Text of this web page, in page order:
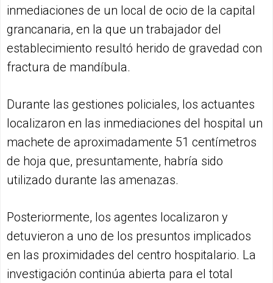
inmediaciones de un local de ocio de la capital
grancanaria, en la que un trabajador del
establecimiento resultó herido de gravedad con
fractura de mandíbula.
Durante las gestiones policiales, los actuantes
localizaron en las inmediaciones del hospital un
machete de aproximadamente 51 centímetros
de hoja que, presuntamente, habría sido
utilizado durante las amenazas.
Posteriormente, los agentes localizaron y
detuvieron a uno de los presuntos implicados
en las proximidades del centro hospitalario. La
investigación continúa abierta para el total